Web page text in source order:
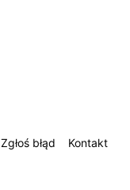
Zgłoś błąd
Kontakt